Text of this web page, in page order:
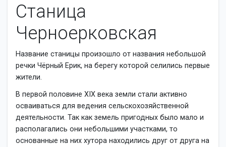
Станица
Черноерковская
Название станицы произошло от названия небольшой
речки Чёрный Ерик, на берегу которой селились первые
жители.
В первой половине XIX века земли стали активно
осваиваться для ведения сельскохозяйственной
деятельности. Так как земель пригодных было мало и
располагались они небольшими участками, то
основанные на них хутора находились друг от друга на